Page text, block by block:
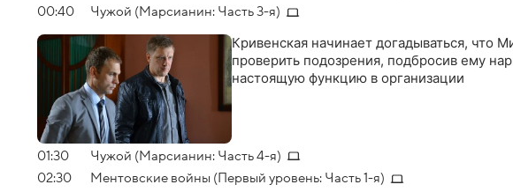
00:40 Чужой (Марсианин: Часть 3-я)
Кривенская начинает догадываться, что
проверить подозрения, подбросив ему
настоящую функцию в организации
01:30
Чужой (Марсианин: Часть 4-я)
02:30
Ментовские войны (Первый уровень: Часть 1-я)